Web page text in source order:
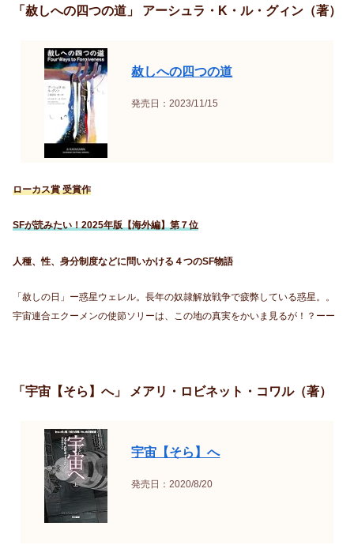
「赦しへの四つの道」 アーシュラ・K・ル・グィン（著）
赦しへの四つの道
発売日：2023/11/15
ローカス賞 受賞作
SFが読みたい！2025年版【海外編】第７位
人種、性、身分制度などに問いかける４つのSF物語
「赦しの日」ー惑星ウェレル。長年の奴隷解放戦争で疲弊している惑星。。
宇宙連合エクーメンの使節ソリーは、この地の真実をかいま見るが！？ーー
「宇宙【そら】へ」 メアリ・ロビネット・コワル（著）
宇宙【そら】へ
発売日：2020/8/20